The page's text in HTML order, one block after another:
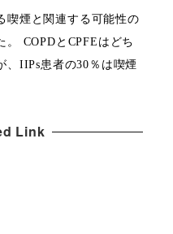
喫煙と関連する可能性の
COPD と CPFE はどち
IIPs患者の30 ％は喫煙
Link